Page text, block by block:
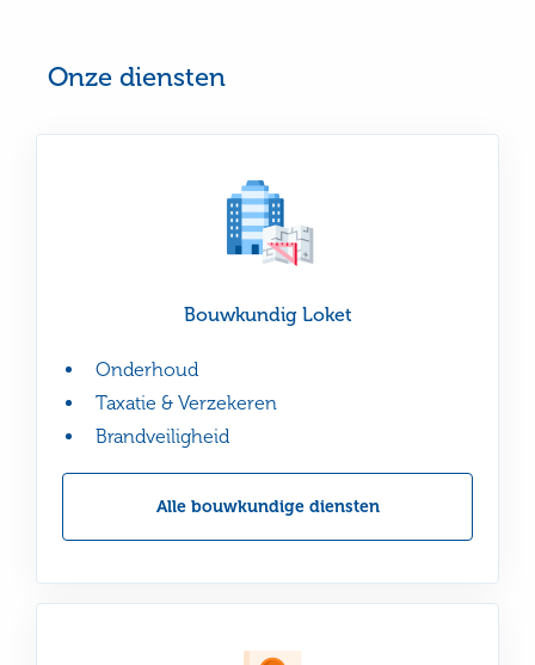
Onze diensten
Bouwkundig Loket
Onderhoud
Taxatie & Verzekeren
Brandveiligheid
Alle bouwkundige diensten